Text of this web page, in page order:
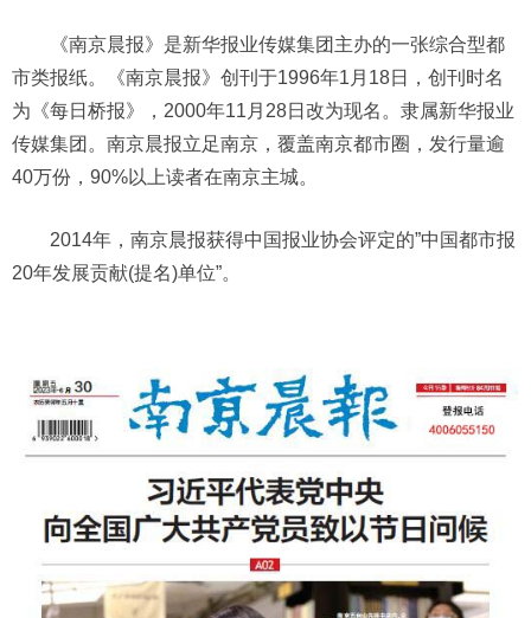
《南京晨报》是新华报业传媒集团主办的一张综合型都
市类报纸。《南京晨报》创刊于1996年1月18日，创刊时名
为《每日桥报》，2000年11月28日改为现名。隶属新华报业
传媒集团。南京晨报立足南京，覆盖南京都市圈，发行量逾
40万份，90%以上读者在南京主城。
2014年，南京晨报获得中国报业协会评定的”中国都市报
20年发展贡献(提名)单位”。